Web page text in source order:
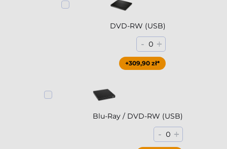
DVD-RW (USB)
- 0 +
+309,90 zł*
Blu-Ray / DVD-RW (USB)
- 0 +